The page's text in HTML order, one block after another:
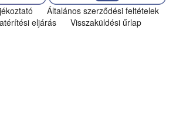
Általános szerződési feltételek
eljárás
Visszaküldési űrlap